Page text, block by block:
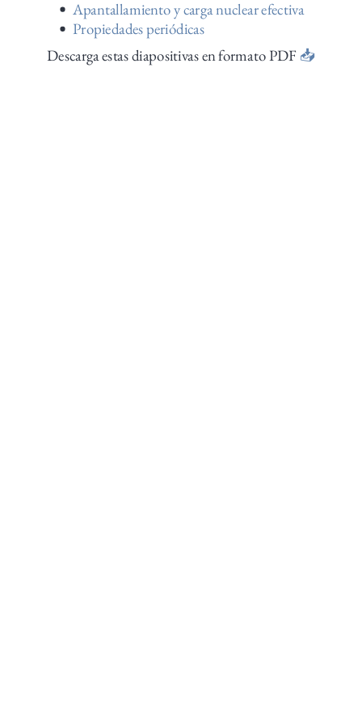
Apantallamiento y carga nuclear efectiva
Propiedades periódicas
Descarga estas diapositivas en formato PDF 📥